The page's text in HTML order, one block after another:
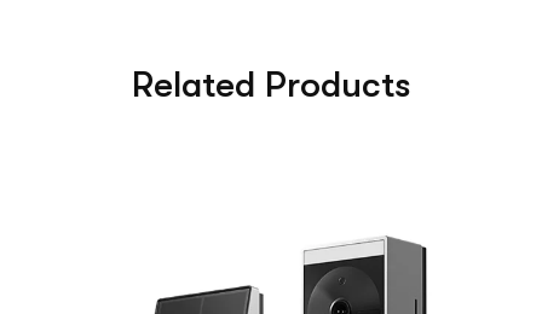
Related Products